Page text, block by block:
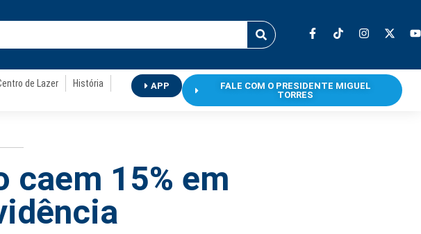
de Lazer
História
APP
FALE COM O PRESIDENTE MIGUEL
TORRES
caem 15% em